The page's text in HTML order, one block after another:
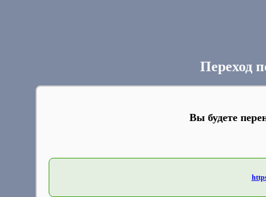
Переход
Вы будете